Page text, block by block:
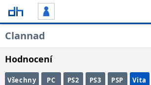
Clannad
Hodnocení
Všechny PC PS2 PS3 PSP Vita